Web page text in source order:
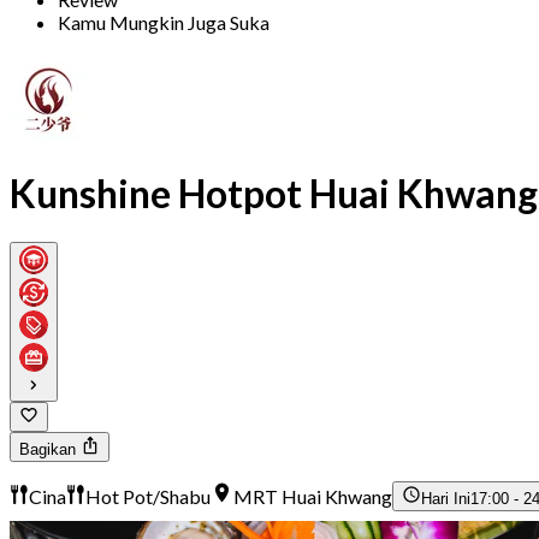
Kamu Mungkin Juga Suka
Kunshine Hotpot Huai Khwang
Bagikan
Cina Hot Pot/Shabu MRT Huai Khwang Hari Ini17:00 -